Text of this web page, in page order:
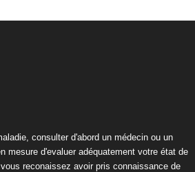
consulter d'abord un médecin ou un
mesure d'evaluer adéquatement votre état de
reconaissez avoir pris connaissance de